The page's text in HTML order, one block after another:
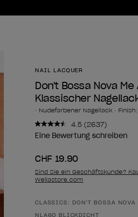
NAIL LACQUER
Don't Bossa Nova
Klassischer
• Nudefarbener Nagellack •
4.5 2637
Bewertungen
lesen..
Seite.
(2637)
Eine Bewertung schreiben
CHF 19.90
Sind Sie ein Geschäftskunde?
Wellastore.com
Form des Produkts
CLASSICS: DON'T BOSSA
NLA60 BLICKDICHT